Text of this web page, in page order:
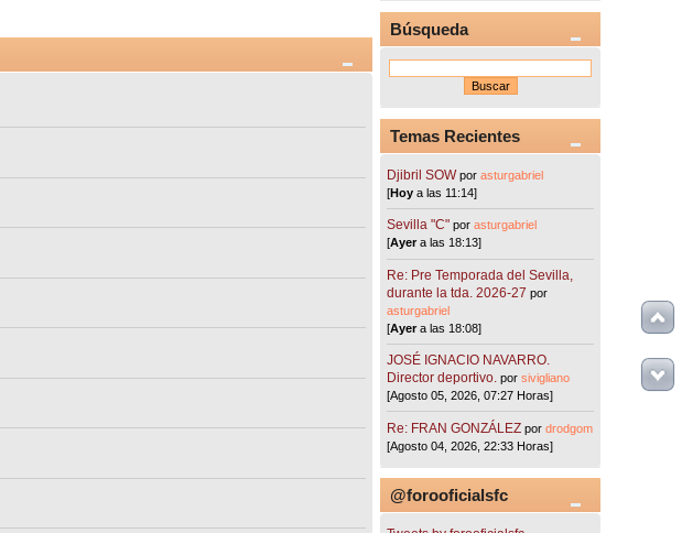
Búsqueda
Temas Recientes
Djibril SOW porasturgabriel
[Hoy a las 11:14]
Sevilla "C"porasturgabriel
[Ayera las 18:13]
Re: Pre Temporada del Sevilla,
durante la tda. 2026-27 por
asturgabriel
[Ayera las 18:08]
JOSÉ IGNACIO NAVARRO.
Director deportivo. porsivigliano
[Agosto 05, 2026, 07:27 Horas]
Re: FRAN GONZÁLEZ pordrodgom
[Agosto 04, 2026, 22:33 Horas]
@forooficialsfc